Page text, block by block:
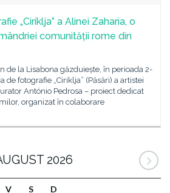
„Ciriklja” a Alinei Zaharia, o
comunității rome din
de la Lisabona găzduiește, în perioada 2-
fotografie „Ciriklja” (Păsări) a artistei
António Pedrosa – proiect dedicat
organizat în colaborare
2026
V S D